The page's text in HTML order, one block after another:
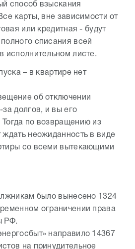
способ взыскания
карты, вне зависимости от
или кредитная - будут
списания всей
исполнительном листе.
– в квартире нет
об отключении
за долгов, и вы его
Тогда по возвращению из
ждать неожиданность в виде
со всеми вытекающими
было вынесено 1324
ограничении права
РФ.
направило 14367
на принудительное